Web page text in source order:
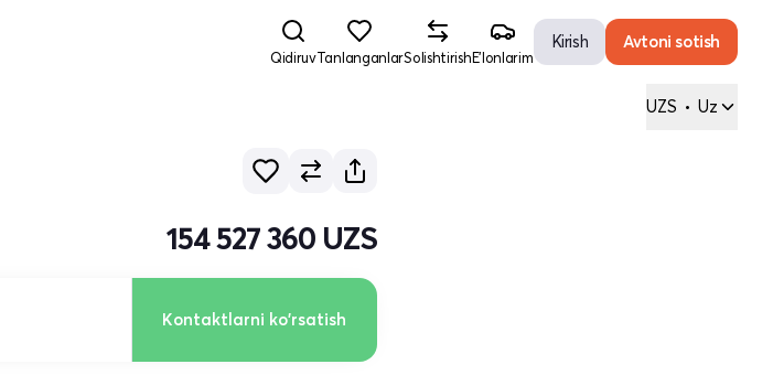
QidiruvTanlanganlarSolishtirishE'lonlarim
Kirish Avtoni sotish
UZS • Uz
154 527 360 UZS
Kontaktlarni ko'rsatish